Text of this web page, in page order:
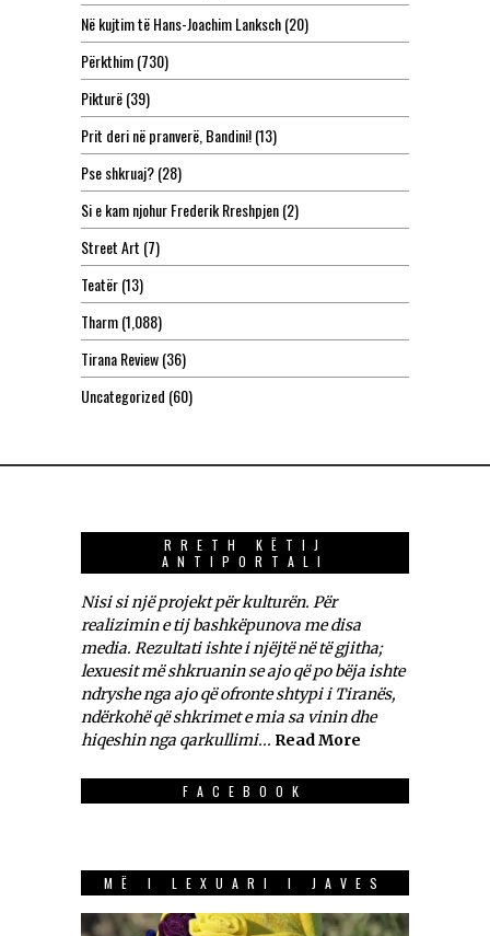
Në kujtim të Hans-Joachim Lanksch(20)
Përkthim(730)
Pikturë(39)
Prit deri në pranverë, Bandini!(13)
Pse shkruaj?(28)
Si e kam njohur Frederik Rreshpjen(2)
Street Art (7)
Teatër(13)
Tharm(1,088)
Tirana Review(36)
Uncategorized (60)
RRETH KËTIJ
ANTIPORTALI
Nisi si një projekt për kulturën. Për
realizimin e tij bashkëpunova me disa
media. Rezultati ishte i njëjtë në të gjitha;
lexuesit më shkruanin se ajo që po bëja ishte
ndryshe nga ajo që ofronte shtypi i Tiranës,
ndërkohë që shkrimet e mia sa vinin dhe
hiqeshin nga qarkullimi... Read More
FACEBOOK
MË I LEXUARI I JAVES